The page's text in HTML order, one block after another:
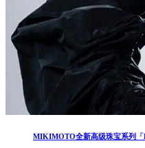
MIKIMOTO全新高级珠宝系列「